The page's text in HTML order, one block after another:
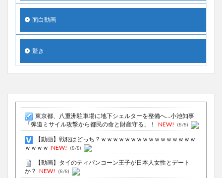
面白動画
驚き
東京都、八重洲駐車場に地下シェルターを整備へ…小池知事
「弾道ミサイル攻撃から都民の命と財産守る」！
NEW! (8/8)
【動画】戦犯はどっち？ｗｗｗｗｗｗｗｗｗｗｗｗｗｗｗｗ
ｗｗｗｗ NEW! (8/8)
【動画】タイのティパンコーン王子が日本人女性とデート
か？ NEW! (8/8)